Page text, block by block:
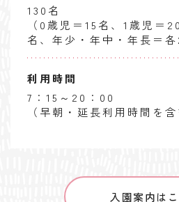
130名
（0歳児＝15名、1歳児＝
名、年少・年中・年長＝各
利用時間
7：15～20：00
（早朝・延長利用時間を含
入園案内は